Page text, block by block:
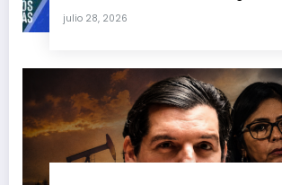
julio 28, 2026